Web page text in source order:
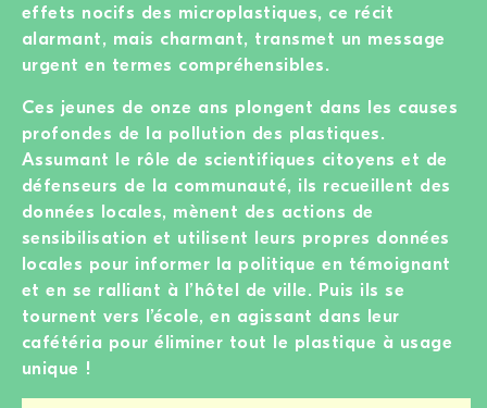
effets nocifs des microplastiques, ce récit
alarmant, mais charmant, transmet un message
urgent en termes compréhensibles.
Ces jeunes de onze ans plongent dans les causes
profondes de la pollution des plastiques.
Assumant le rôle de scientifiques citoyens et de
défenseurs de la communauté, ils recueillent des
données locales, mènent des actions de
sensibilisation et utilisent leurs propres données
locales pour informer la politique en témoignant
et en se ralliant à l’hôtel de ville. Puis ils se
tournent vers l’école, en agissant dans leur
cafétéria pour éliminer tout le plastique à usage
unique !